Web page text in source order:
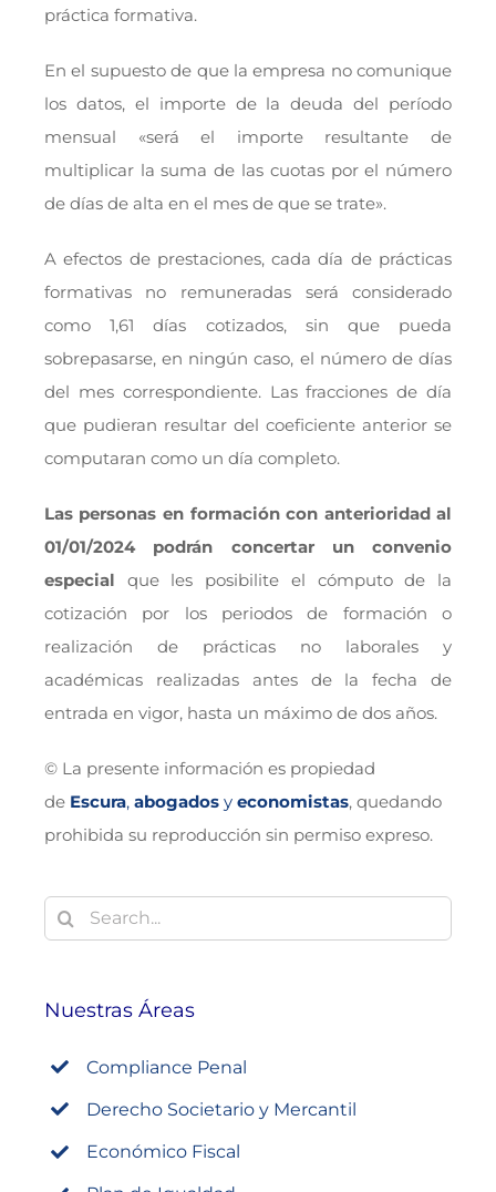
práctica formativa.
En el supuesto de que la empresa no comunique
los datos, el importe de la deuda del período
mensual «será el importe resultante de
multiplicar la suma de las cuotas por el número
de días de alta en el mes de que se trate».
A efectos de prestaciones, cada día de prácticas
formativas no remuneradas será considerado
como 1,61 días cotizados, sin que pueda
sobrepasarse, en ningún caso, el número de días
del mes correspondiente. Las fracciones de día
que pudieran resultar del coeficiente anterior se
computaran como un día completo.
Las personas en formación con anterioridad al
01/01/2024
podrán concertar un convenio
especial que les posibilite el cómputo de la
cotización por los periodos de formación o
realización de prácticas no laborales y
académicas realizadas antes de la fecha de
entrada en vigor, hasta un máximo de dos años.
© La presente información es propiedad
de Escura, abogadosy economistas, quedando
prohibida su reproducción sin permiso expreso.
Buscar:
Nuestras Áreas
Compliance Penal
Derecho Societario y Mercantil
Económico Fiscal